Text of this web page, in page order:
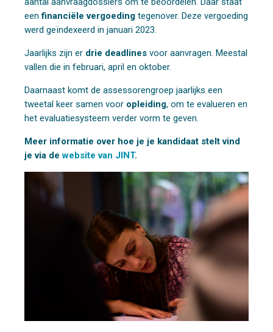
eenfinanciële vergoeding tegenover. Deze vergoeding
werd geïndexeerd in januari 2023.
Jaarlijks zijn er drie deadlines voor aanvragen. Meestal
vallen die in februari, april en oktober.
Daarnaast komt de assessorengroep jaarlijks een
tweetal keer samen voor opleiding, om te evalueren en
het evaluatiesysteem verder vorm te geven.
Meer informatie over hoe je je kandidaat stelt vind
je via dewebsite van JINT.